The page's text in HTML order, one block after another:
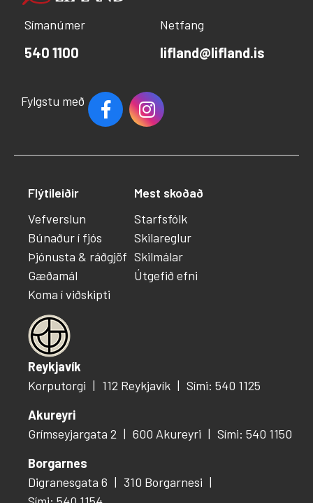
Símanúmer
540 1100
Netfang
lifland@lifland.is
Fylgstu með
Reykjavík
Korputorgi
112 Reykjavík
Sími: 540 1125
Akureyri
Grímseyjargata 2
600 Akureyri
Sími: 540 1150
Borgarnes
Digranesgata 6
310 Borgarnesi
Flýtileiðir
Vefverslun
Búnaður í fjós
Þjónusta & ráðgjöf
Gæðamál
Koma í viðskipti
Mest skoðað
Starfsfólk
Skilareglur
Skilmálar
Útgefið efni